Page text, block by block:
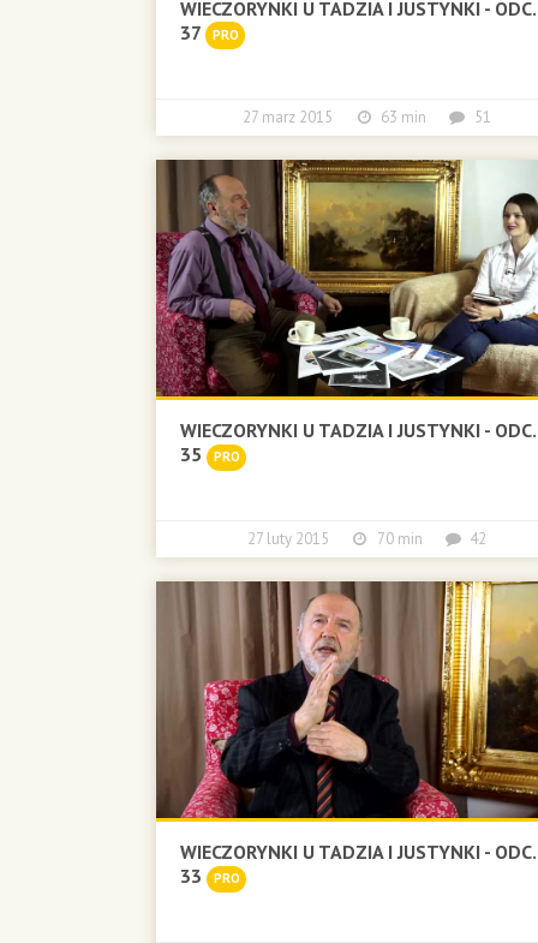
WIECZORYNKI U TADZIA I JUSTYNKI - ODC.
37
PRO
27 marz 2015 63 min 51
WIECZORYNKI U TADZIA I JUSTYNKI - ODC.
35
PRO
27 luty 2015 70 min 42
WIECZORYNKI U TADZIA I JUSTYNKI - ODC.
33
PRO